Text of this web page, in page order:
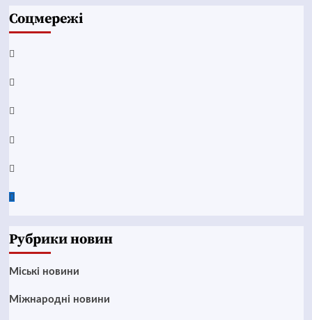
Соцмережі
Facebook
YouTube
Telegram
Instagram
Twitter
Google
Рубрики новин
Mіські новини
Міжнародні новини